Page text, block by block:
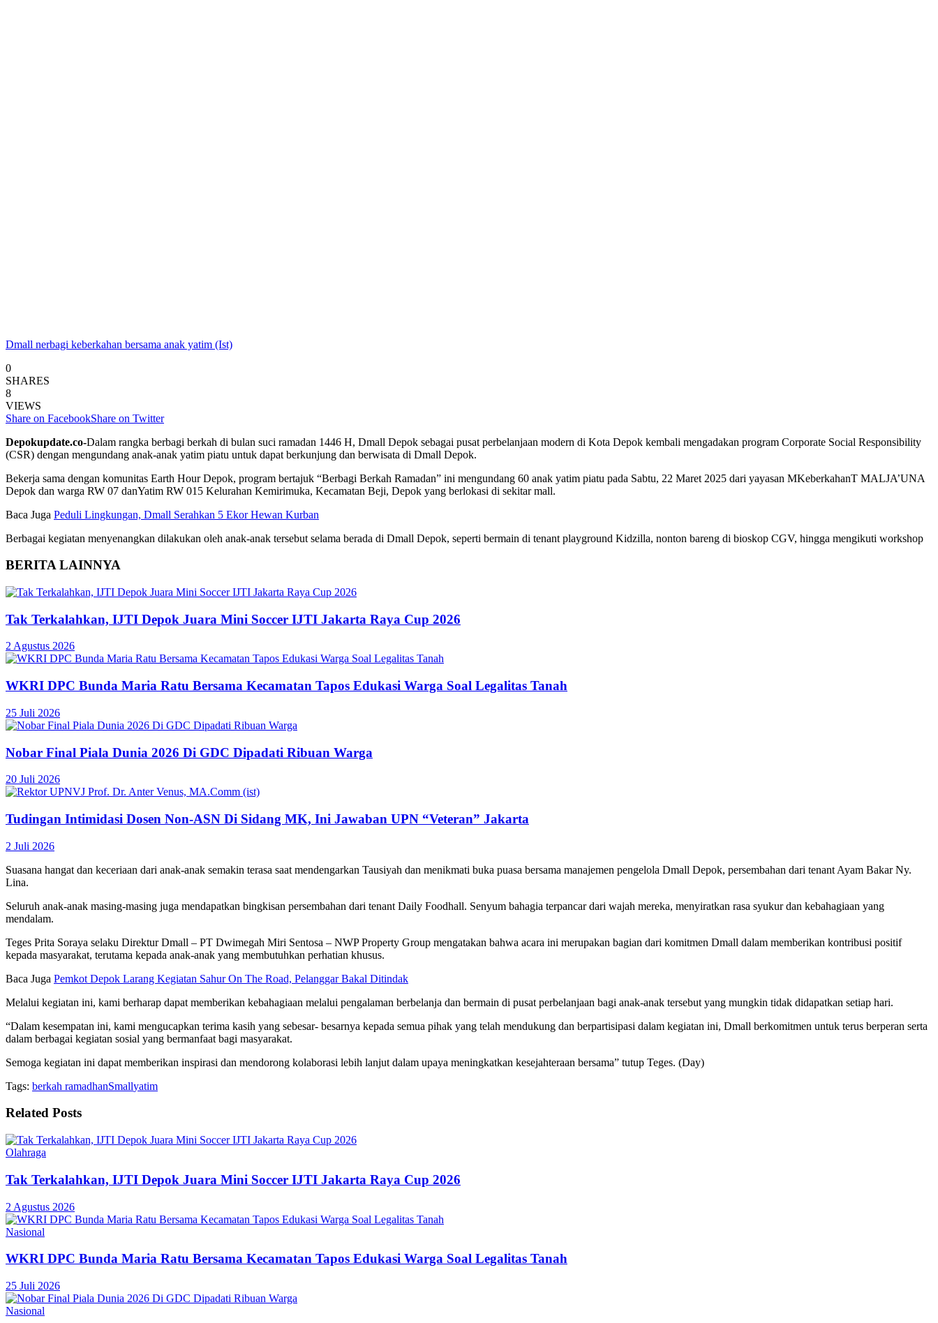
Dmall nerbagi keberkahan bersama anak yatim (Ist)
0
SHARES
8
VIEWS
Share on FacebookShare on Twitter
Depokupdate.co-Dalam rangka berbagi berkah di bulan suci ramadan 1446 H, Dmall Depok sebagai pusat perbelanjaan modern di Kota Depok kembali mengadakan program Corporate Social Responsibility
(CSR) dengan mengundang anak-anak yatim piatu untuk dapat berkunjung dan berwisata di Dmall Depok.
Bekerja sama dengan komunitas Earth Hour Depok, program bertajuk “Berbagi Berkah Ramadan” ini mengundang 60 anak yatim piatu pada Sabtu, 22 Maret 2025 dari yayasan MKeberkahanT MALJA’UNA
Depok dan warga RW 07 danYatim RW 015 Kelurahan Kemirimuka, Kecamatan Beji, Depok yang berlokasi di sekitar mall.
Baca Juga Peduli Lingkungan, Dmall Serahkan 5 Ekor Hewan Kurban
Berbagai kegiatan menyenangkan dilakukan oleh anak-anak tersebut selama berada di Dmall Depok, seperti bermain di tenant playground Kidzilla, nonton bareng di bioskop CGV, hingga mengikuti workshop
BERITA LAINNYA
Tak Terkalahkan, IJTI Depok Juara Mini Soccer IJTI Jakarta Raya Cup 2026
2 Agustus 2026
WKRI DPC Bunda Maria Ratu Bersama Kecamatan Tapos Edukasi Warga Soal Legalitas Tanah
25 Juli 2026
Nobar Final Piala Dunia 2026 Di GDC Dipadati Ribuan Warga
20 Juli 2026
Tudingan Intimidasi Dosen Non-ASN Di Sidang MK, Ini Jawaban UPN “Veteran” Jakarta
2 Juli 2026
Suasana hangat dan keceriaan dari anak-anak semakin terasa saat mendengarkan Tausiyah dan menikmati buka puasa bersama manajemen pengelola Dmall Depok, persembahan dari tenant Ayam Bakar Ny.
Lina.
Seluruh anak-anak masing-masing juga mendapatkan bingkisan persembahan dari tenant Daily Foodhall. Senyum bahagia terpancar dari wajah mereka, menyiratkan rasa syukur dan kebahagiaan yang
mendalam.
Teges Prita Soraya selaku Direktur Dmall – PT Dwimegah Miri Sentosa – NWP Property Group mengatakan bahwa acara ini merupakan bagian dari komitmen Dmall dalam memberikan kontribusi positif
kepada masyarakat, terutama kepada anak-anak yang membutuhkan perhatian khusus.
Baca Juga Pemkot Depok Larang Kegiatan Sahur On The Road, Pelanggar Bakal Ditindak
Melalui kegiatan ini, kami berharap dapat memberikan kebahagiaan melalui pengalaman berbelanja dan bermain di pusat perbelanjaan bagi anak-anak tersebut yang mungkin tidak didapatkan setiap hari.
“Dalam kesempatan ini, kami mengucapkan terima kasih yang sebesar- besarnya kepada semua pihak yang telah mendukung dan berpartisipasi dalam kegiatan ini, Dmall berkomitmen untuk terus berperan serta
dalam berbagai kegiatan sosial yang bermanfaat bagi masyarakat.
Semoga kegiatan ini dapat memberikan inspirasi dan mendorong kolaborasi lebih lanjut dalam upaya meningkatkan kesejahteraan bersama” tutup Teges. (Day)
Tags: berkah ramadhanSmallyatim
Related Posts
Olahraga
Tak Terkalahkan, IJTI Depok Juara Mini Soccer IJTI Jakarta Raya Cup 2026
2 Agustus 2026
Nasional
WKRI DPC Bunda Maria Ratu Bersama Kecamatan Tapos Edukasi Warga Soal Legalitas Tanah
25 Juli 2026
Nasional